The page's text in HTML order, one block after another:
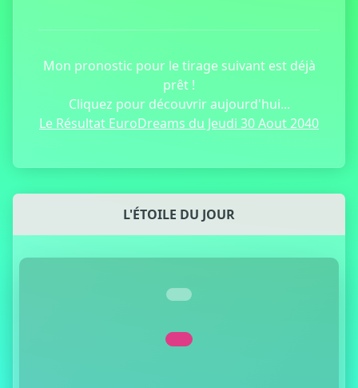
Mon pronostic pour le tirage suivant est déjà
prêt !
Cliquez pour découvrir aujourd'hui...
Le Résultat EuroDreams du Jeudi 30 Aout 2040
L'ÉTOILE DU JOUR